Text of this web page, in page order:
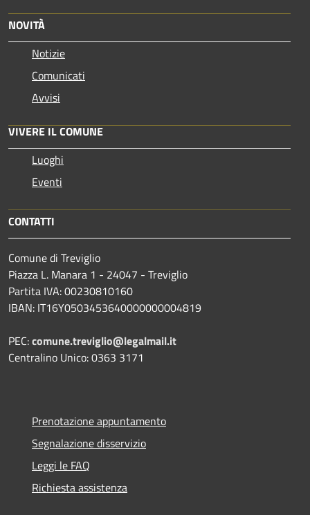
NOVITÀ
Notizie
Comunicati
Avvisi
VIVERE IL COMUNE
Luoghi
Eventi
CONTATTI
Comune di Treviglio
Piazza L. Manara 1 - 24047 - Treviglio
Partita IVA: 00230810160
IBAN: IT16Y0503453640000000004819
PEC:comune.treviglio@legalmail.it
Centralino Unico: 0363 3171
Prenotazione appuntamento
Segnalazione disservizio
Leggi le FAQ
Richiesta assistenza